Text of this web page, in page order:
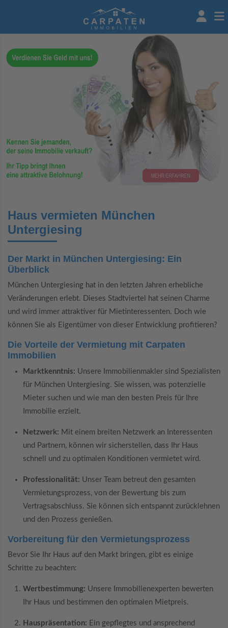
Haus vermieten München
Untergiesing
Der Markt in München Untergiesing: Ein
Überblick
München Untergiesing hat in den letzten Jahren erhebliche
Veränderungen erlebt. Dieses Stadtviertel hat seinen Charme
und wird immer attraktiver für Mietinteressenten. Doch wie
können Sie als Eigentümer von dieser Entwicklung profitieren?
Die Vorteile der Vermietung mit Carpaten
Immobilien
Marktkenntnis: Unsere Immobilienmakler sind Spezialisten
für München Untergiesing. Sie wissen, was potenzielle
Mieter suchen und wie man den besten Preis für Ihre
Immobilie erzielt.
Netzwerk: Mit einem breiten Netzwerk an Interessenten
und Partnern, können wir sicherstellen, dass Ihr Haus
schnell und zu optimalen Konditionen vermietet wird.
Professionalität: Unser Team betreut den gesamten
Vermietungsprozess, von der Bewertung bis zum
Vertragsabschluss. Sie können sich entspannt zurücklehnen
und den Prozess genießen.
Vorbereitung für den Vermietungsprozess
Bevor Sie Ihr Haus auf den Markt bringen, gibt es einige
Schritte zu beachten:
Wertbestimmung: Unsere Immobilienexperten bewerten
Ihr Haus und bestimmen den optimalen Mietpreis.
Hauspräsentation: Ein gepflegtes und ansprechend